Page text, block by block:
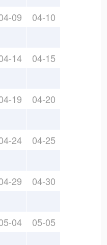
09 04-10
14 04-15
19 04-20
24 04-25
29 04-30
04 05-05